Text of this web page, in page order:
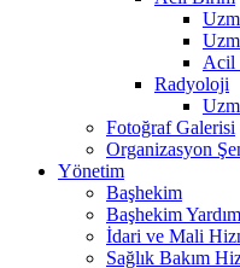
Acil
Radyoloji
Fotoğraf Galerisi
Organizasyon
Yönetim
Başhekim
Başhekim
İdari ve Mali
Sağlık Bakım